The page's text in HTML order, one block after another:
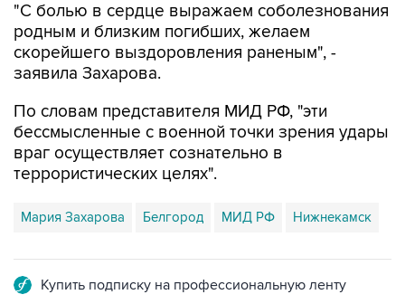
"С болью в сердце выражаем соболезнования
родным и близким погибших, желаем
скорейшего выздоровления раненым", -
заявила Захарова.
По словам представителя МИД РФ, "эти
бессмысленные с военной точки зрения удары
враг осуществляет сознательно в
террористических целях".
Мария Захарова Белгород МИД РФ Нижнекамск
Купить подписку на профессиональную ленту